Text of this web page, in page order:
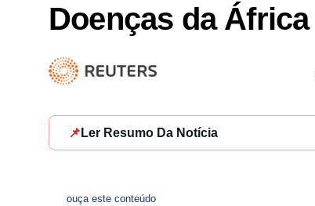
Doenças da África
📌 Ler Resumo Da Notícia
ouça este conteúdo